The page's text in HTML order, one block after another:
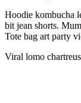
Hoodie kombucha
bit jean shorts.
Tote bag art party
Viral lomo